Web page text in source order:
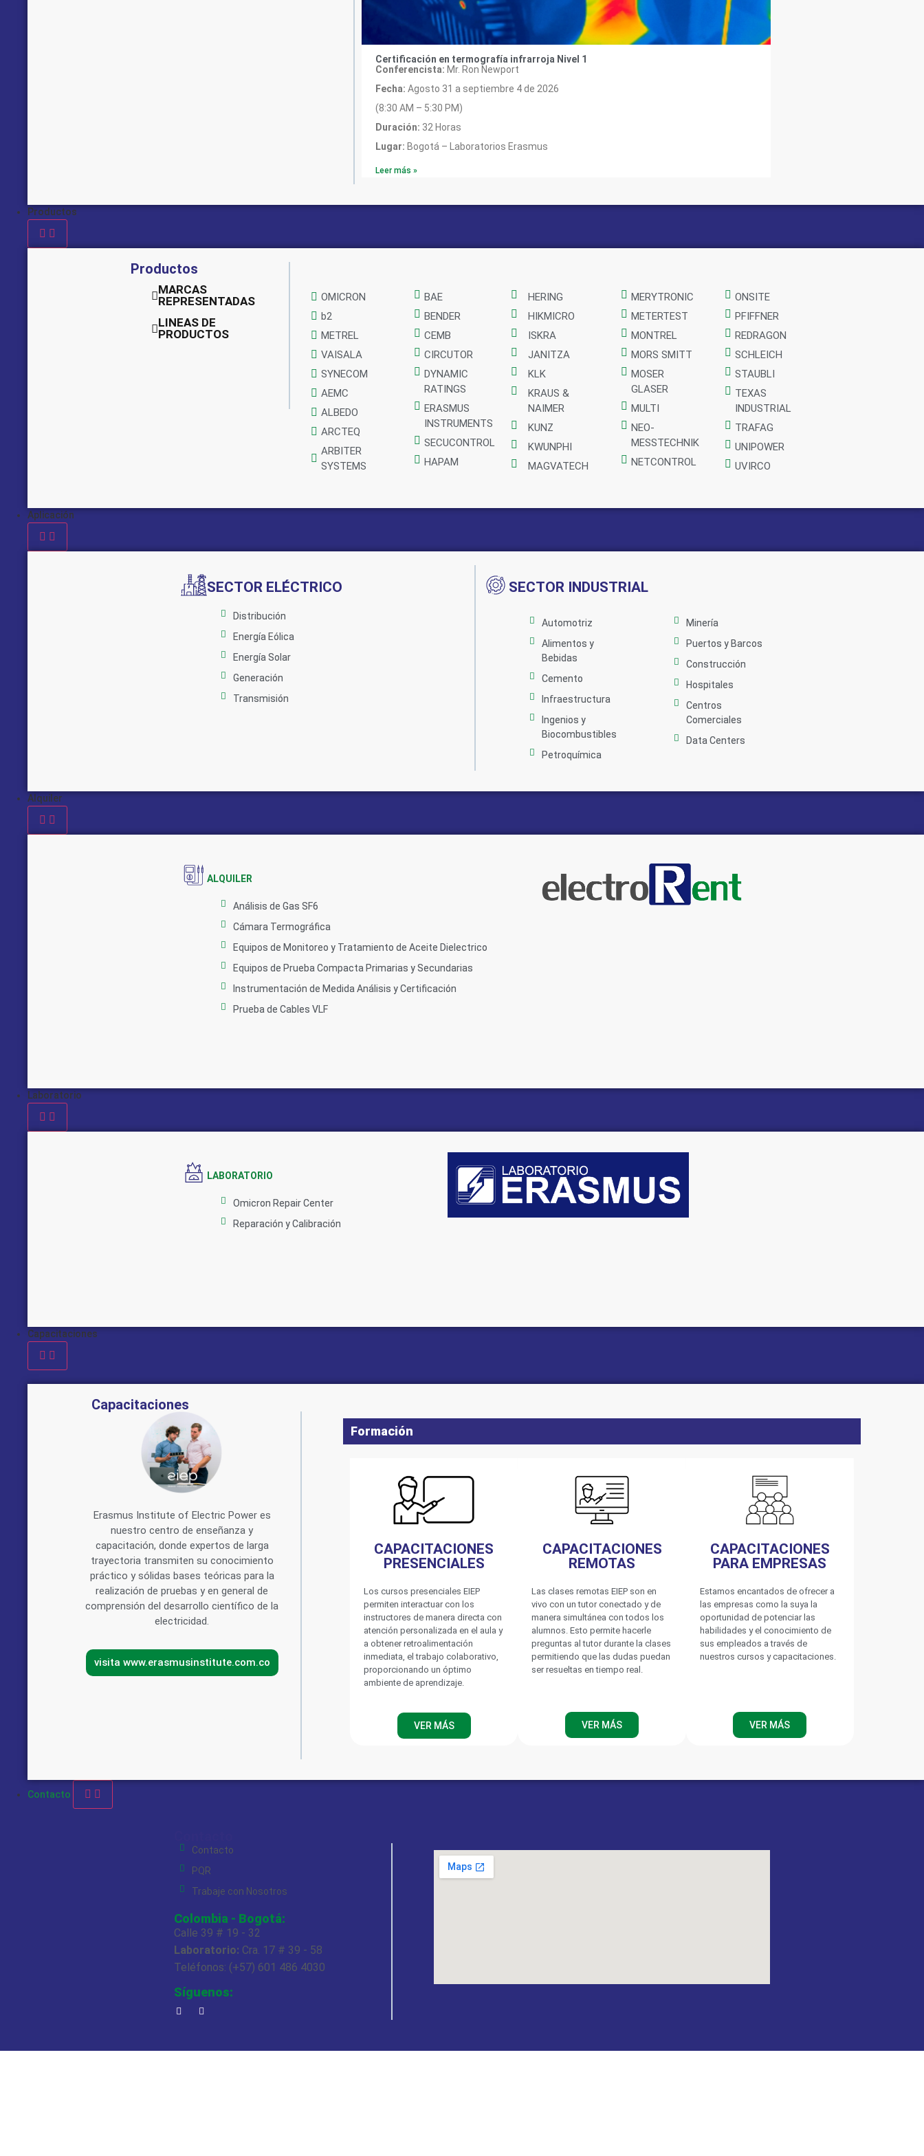
Certificación en termografía infrarroja Nivel 1
Conferencista: Mr. Ron Newport
Fecha: Agosto 31 a septiembre 4 de 2026
(8:30 AM – 5:30 PM)
Duración: 32 Horas
Lugar: Bogotá – Laboratorios Erasmus
Leer más »
Productos
Productos
MARCAS
REPRESENTADAS
LINEAS DE
PRODUCTOS
OMICRON
b2
METREL
VAISALA
SYNECOM
AEMC
ALBEDO
ARCTEQ
ARBITER
SYSTEMS
BAE
BENDER
CEMB
CIRCUTOR
DYNAMIC
RATINGS
ERASMUS
INSTRUMENTS
SECUCONTROL
HAPAM
HERING
HIKMICRO
ISKRA
JANITZA
KLK
KRAUS &
NAIMER
KUNZ
KWUNPHI
MAGVATECH
MERYTRONIC
METERTEST
MONTREL
MORS SMITT
MOSER
GLASER
MULTI
NEO-
MESSTECHNIK
NETCONTROL
ONSITE
PFIFFNER
REDRAGON
SCHLEICH
STAUBLI
TEXAS
INDUSTRIAL
TRAFAG
UNIPOWER
UVIRCO
Aplicación
SECTOR ELÉCTRICO
Distribución
Energía Eólica
Energía Solar
Generación
Transmisión
SECTOR INDUSTRIAL
Automotriz
Alimentos y
Bebidas
Cemento
Infraestructura
Ingenios y
Biocombustibles
Petroquímica
Minería
Puertos y Barcos
Construcción
Hospitales
Centros
Comerciales
Data Centers
Alquiler
ALQUILER
Análisis de Gas SF6
Cámara Termográfica
Equipos de Monitoreo y Tratamiento de Aceite Dielectrico
Equipos de Prueba Compacta Primarias y Secundarias
Instrumentación de Medida Análisis y Certificación
Prueba de Cables VLF
Laboratorio
LABORATORIO
Omicron Repair Center
Reparación y Calibración
Capacitaciones
Capacitaciones
Erasmus Institute of Electric Power es
nuestro centro de enseñanza y
capacitación, donde expertos de larga
trayectoria transmiten su conocimiento
práctico y sólidas bases teóricas para la
realización de pruebas y en general de
comprensión del desarrollo científico de la
electricidad.
visita www.erasmusinstitute.com.co
Formación
CAPACITACIONES
PRESENCIALES
Los cursos presenciales EIEP
permiten interactuar con los
instructores de manera directa con
atención personalizada en el aula y
a obtener retroalimentación
inmediata, el trabajo colaborativo,
proporcionando un óptimo
ambiente de aprendizaje.
VER MÁS
CAPACITACIONES
REMOTAS
Las clases remotas EIEP son en
vivo con un tutor conectado y de
manera simultánea con todos los
alumnos. Esto permite hacerle
preguntas al tutor durante la clases
permitiendo que las dudas puedan
ser resueltas en tiempo real.
VER MÁS
CAPACITACIONES
PARA EMPRESAS
Estamos encantados de ofrecer a
las empresas como la suya la
oportunidad de potenciar las
habilidades y el conocimiento de
sus empleados a través de
nuestros cursos y capacitaciones.
VER MÁS
Contacto
Contacto
PQR
Trabaje con Nosotros
Colombia - Bogotá:
Calle 39 # 19 - 32
Laboratorio: Cra. 17 # 39 - 58
Teléfonos: (+57) 601 486 4030
Síguenos: